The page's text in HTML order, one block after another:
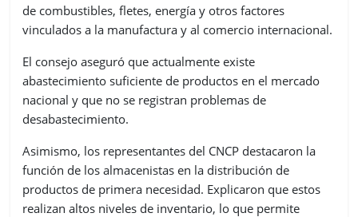
de combustibles, fletes, energía y otros factores
vinculados a la manufactura y al comercio internacional.
El consejo aseguró que actualmente existe
abastecimiento suficiente de productos en el mercado
nacional y que no se registran problemas de
desabastecimiento.
Asimismo, los representantes del CNCP destacaron la
función de los almacenistas en la distribución de
productos de primera necesidad. Explicaron que estos
realizan altos niveles de inventario, lo que permite